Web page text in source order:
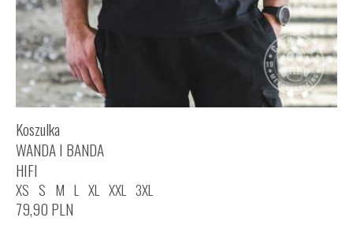
Koszulka
WANDA I BANDA
HIFI
XS S M L XL XXL 3XL
79,90 PLN